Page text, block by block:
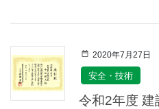
2020年7月27日
安全・技術
令和2年度 建